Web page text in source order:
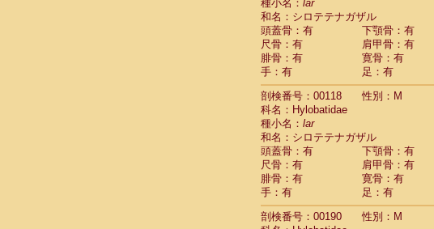
Cercopithecidae
Cercopithecidae
Cercopithecidae
Cercopithecidae
Cercopithecidae
Cercopithecidae
Cercopithecidae
Cercopithecidae
Cercopithecidae
Cercopithecidae
Cercopithecidae
Cercopithecidae
Cercopithecidae
CercopithecidaeMacaca
Cercopithecidae
種小名： lar
和名：シロテテナガザル
頭蓋骨：有
下顎骨：有
尺骨：有
肩甲骨：有
腓骨：有
寛骨：有
手：有
足：有
剖検番号：00118
性別：M
科名：Hylobatidae
種小名： lar
和名：シロテテナガザル
頭蓋骨：有
下顎骨：有
尺骨：有
肩甲骨：有
腓骨：有
寛骨：有
手：有
足：有
剖検番号：00190
性別：M